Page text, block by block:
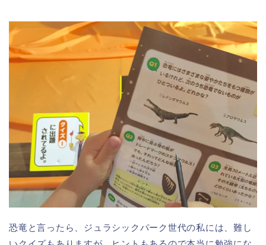
恐竜と言ったら、ジュラシックパーク世代の私には、難し